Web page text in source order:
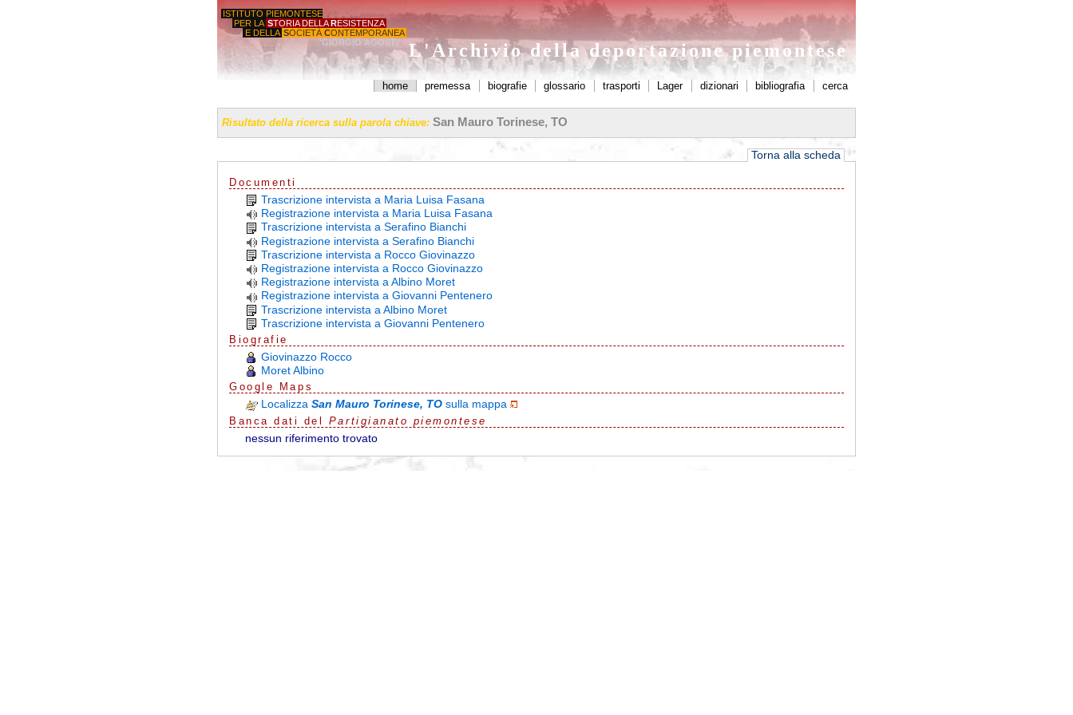
ISTITUTO PIEMONTESE
PER LA STORIA DELLA RESISTENZA
E DELLA SOCIETÀ CONTEMPORANEA
'GIORGIO AGOSTI'
L'Archivio della deportazione piemontese
home premessa biografie glossario trasporti Lager dizionari bibliografia cerca
Risultato della ricerca sulla parola chiave: San Mauro Torinese, TO
Torna alla scheda
Documenti
Trascrizione intervista a Maria Luisa Fasana
Registrazione intervista a Maria Luisa Fasana
Trascrizione intervista a Serafino Bianchi
Registrazione intervista a Serafino Bianchi
Trascrizione intervista a Rocco Giovinazzo
Registrazione intervista a Rocco Giovinazzo
Registrazione intervista a Albino Moret
Registrazione intervista a Giovanni Pentenero
Trascrizione intervista a Albino Moret
Trascrizione intervista a Giovanni Pentenero
Biografie
Giovinazzo Rocco
Moret Albino
G oo g e Maps
LocalizzaSan Mauro Torinese, TOsulla mappa
Banca dati del Partigianato piemontese
nessun riferimento trovato